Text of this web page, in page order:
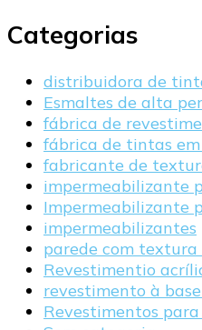
Categorias
distribuidora de
Esmaltes de alta
fábrica de
fábrica de tintas em
fabricante de
impermeabilizante
Impermeabilizante
impermeabilizantes
parede com
Revestimentio
revestimento à
Revestimentos